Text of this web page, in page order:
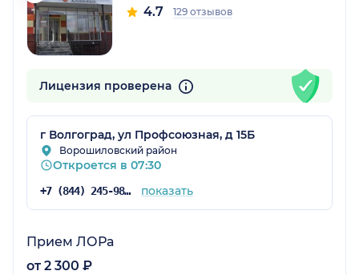
4.7 129 отзывов
Лицензия проверена
г Волгоград, ул Профсоюзная, д 15Б
Ворошиловский район
Откроется в 07:30
+7 (844) 245-98-04 показать
Прием ЛОРа
от 2 300 ₽